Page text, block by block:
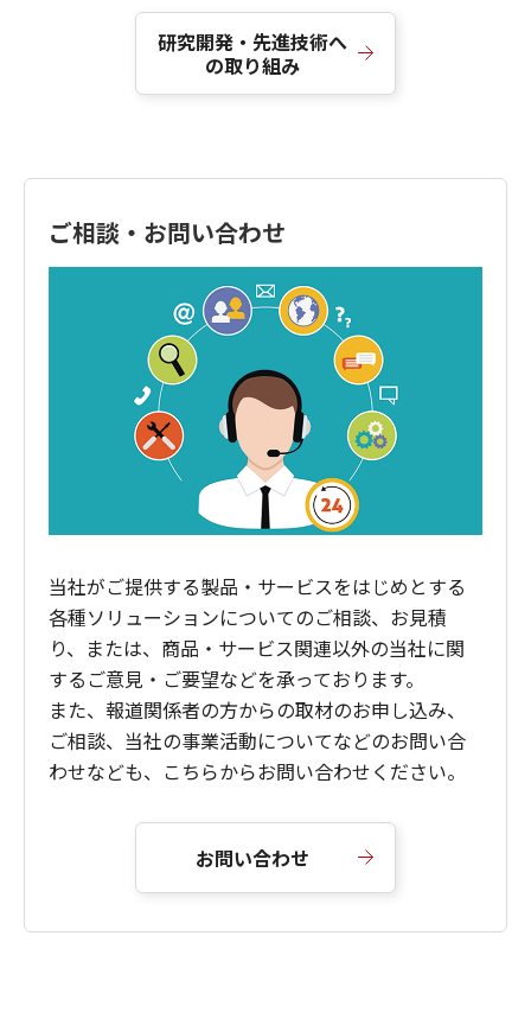
研究開発・先進技術へ
の取り組み
ご相談・お問い合わせ
当社がご提供する製品・サービスをはじめとする
各種ソリューションについてのご相談、お見積
り、または、商品・サービス関連以外の当社に関
するご意見・ご要望などを承っております。
また、報道関係者の方からの取材のお申し込み、
ご相談、当社の事業活動についてなどのお問い合
わせなども、こちらからお問い合わせください。
お問い合わせ